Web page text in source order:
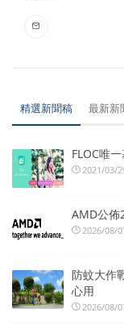
精選新聞稿 最新新
FLOC唯
2021/03/
AMD公佈
2026/08/
防蚊大作
心用
2026/08/